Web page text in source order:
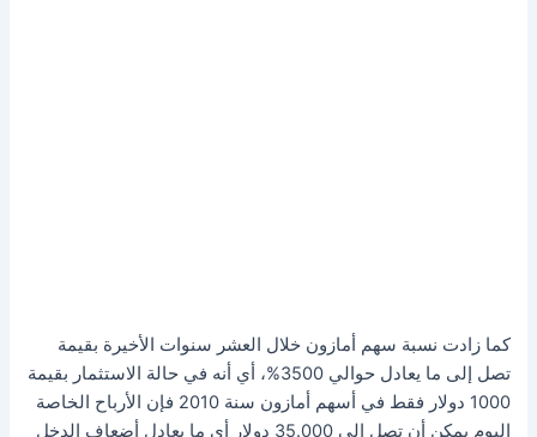
كما زادت نسبة سهم أمازون خلال العشر سنوات الأخيرة بقيمة
تصل إلى ما يعادل حوالي 3500%، أي أنه في حالة الاستثمار بقيمة
1000 دولار فقط في أسهم أمازون سنة 2010 فإن الأرباح الخاصة
اليوم يمكن أن تصل إلى 35.000 دولار أي ما يعادل أضعاف الدخل